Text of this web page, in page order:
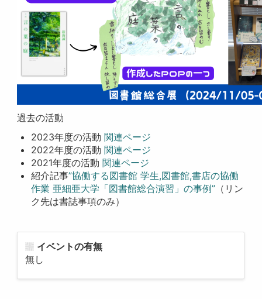
過去の活動
2023年度の活動関連ページ
2022年度の活動関連ページ
2021年度の活動関連ページ
紹介記事”協働する図書館 学生,図書館,書店の協働
作業 亜細亜大学「図書館総合演習」の事例” （リン
ク先は書誌事項のみ）
イベントの有無
無し